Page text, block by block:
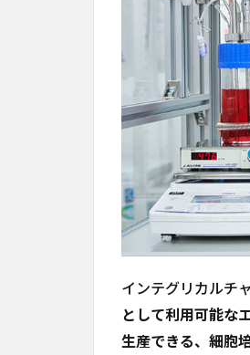
インテグリカルチ
として利用可能な
生産できる、細胞